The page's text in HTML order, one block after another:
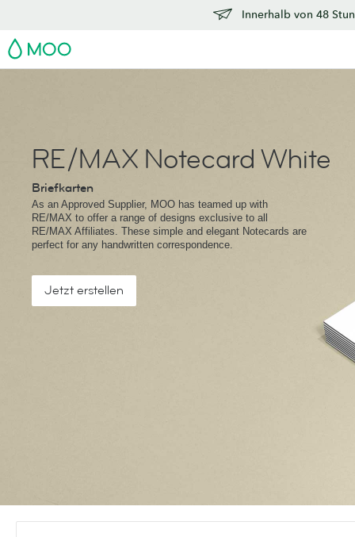
Innerhalb von 48
MOO
RE/MAX Notecard White
Briefkarten
As an Approved Supplier, MOO has teamed up with
RE/MAX to offer a range of designs exclusive to all
RE/MAX Affiliates. These simple and elegant Notecards are
perfect for any handwritten correspondence.
Jetzt erstellen